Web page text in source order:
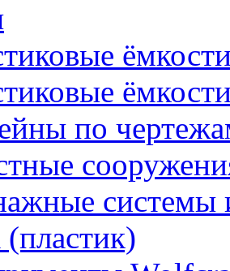
по
системы
(пластик)